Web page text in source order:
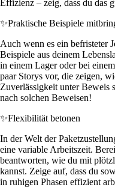
Effizienz – zeig, dass du das
✨Praktische Beispiele
Auch wenn es ein befristeter
Beispiele aus deinem
in einem Lager oder bei
paar Storys vor, die zeigen,
Zuverlässigkeit unter Beweis
nach solchen Beweisen!
✨Flexibilität betonen
In der Welt der
eine variable Arbeitszeit.
beantworten, wie du mit
kannst. Zeige auf, dass du
in ruhigen Phasen effizient